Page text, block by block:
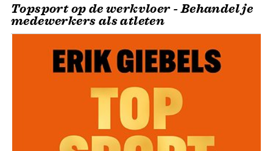
Topsport op de werkvloer - Behandel je
medewerkers als atleten